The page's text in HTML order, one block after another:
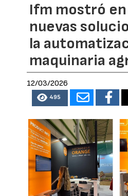
Ifm mostró en
nuevas
la
maquinaria
12/03/2026
495